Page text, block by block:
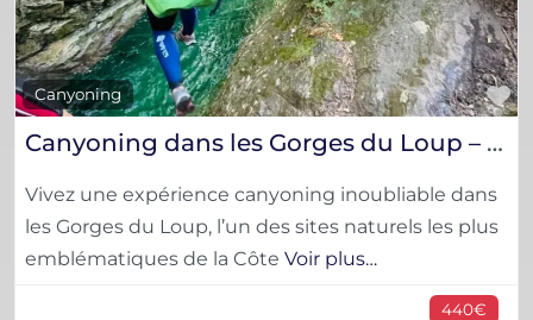
Canyoning
Canyoning dans les Gorges du Loup – Aventure nature sur la Côte d’Azur
Vivez une expérience canyoning inoubliable dans
les Gorges du Loup, l’un des sites naturels les plus
emblématiques de la Côte Voir plus…
440€